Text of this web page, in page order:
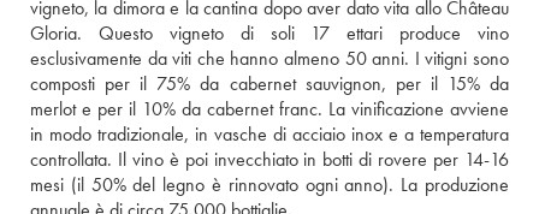
vigneto, la dimora e la cantina dopo aver dato vita allo Château
Gloria. Questo vigneto di soli 17 ettari produce vino
esclusivamente da viti che hanno almeno 50 anni. I vitigni sono
composti per il 75% da cabernet sauvignon, per il 15% da
merlot e per il 10% da cabernet franc. La vinificazione avviene
in modo tradizionale, in vasche di acciaio inox e a temperatura
controllata. Il vino è poi invecchiato in botti di rovere per 14-16
mesi (il 50% del legno è rinnovato ogni anno). La produzione